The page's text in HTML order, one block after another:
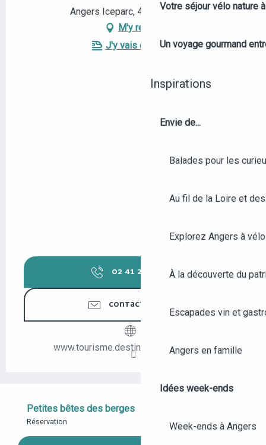
Votre séjour vélo nature
Un voyage gourmand
Inspirations
Envie de...
Balades pour les
Au fil de la Loire et
Explorez Angers à vélo
À la découverte du
Escapades vin et
Angers en famille
Idées week-ends
Week-ends à Angers
Angers Iceparc, 49100 Angers
M'y rendre
J'y vais en train !
02 41 23 50 ▒▒
CONTACTEZ-NOUS
www.tourisme.destination-angers.com
Petites bêtes des berges
Réservation